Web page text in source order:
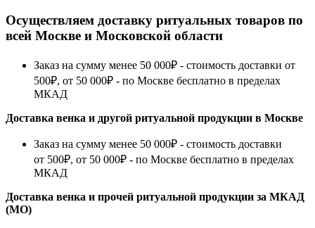
Осуществляем доставку ритуальных товаров по
всей Москве и Московской области
Заказ на сумму менее 50 000₽ - стоимость доставки от
500₽, от 50 000₽ - по Москве бесплатно в пределах
МКАД
Доставка венка и другой ритуальной продукции в Москве
Заказ на сумму менее 50 000₽ - стоимость доставки
от 500₽, от 50 000₽ - по Москве бесплатно в пределах
МКАД
Доставка венка и прочей ритуальной продукции за МКАД
(МО)